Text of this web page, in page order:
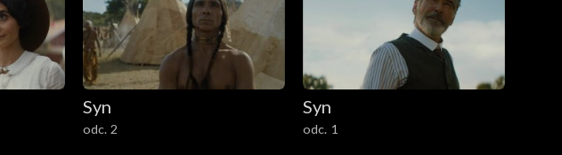
Syn
odc. 2
Syn
odc. 1